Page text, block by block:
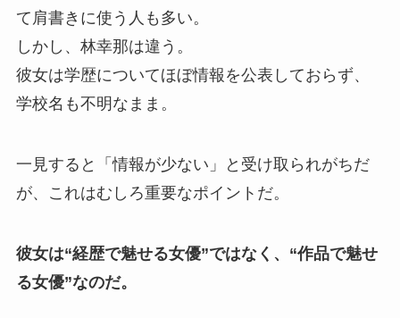
て肩書きに使う人も多い。
しかし、林幸那は違う。
彼女は学歴についてほぼ情報を公表しておらず、
学校名も不明なまま。
一見すると「情報が少ない」と受け取られがちだ
が、これはむしろ重要なポイントだ。
彼女は“経歴で魅せる女優”ではなく、“作品で魅せ
る女優”なのだ。